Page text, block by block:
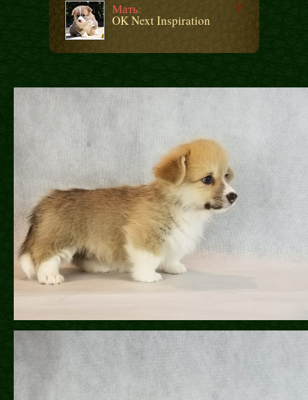
Мать:
OK Next Inspiration